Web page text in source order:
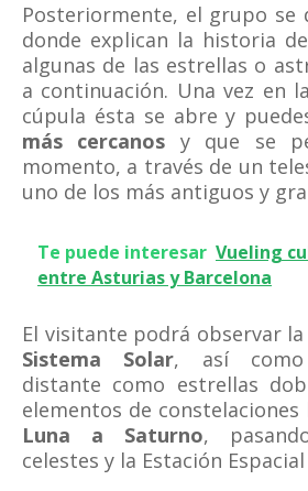
Posteriormente, el grupo se
donde explican la historia
algunas de las estrellas o
a continuación. Una vez en
cúpula ésta se abre y
más cercanos y que se
momento, a través de un
uno de los más antiguos y
Te puede interesar Vueling
entre Asturias y Barcelona
El visitante podrá observar
Sistema Solar, así
distante como estrellas
elementos de constelaciones
Luna a Saturno,
celestes y la Estación